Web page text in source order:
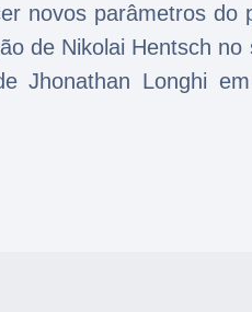
novos parâmetros do
de Nikolai Hentsch
Jhonathan Longhi